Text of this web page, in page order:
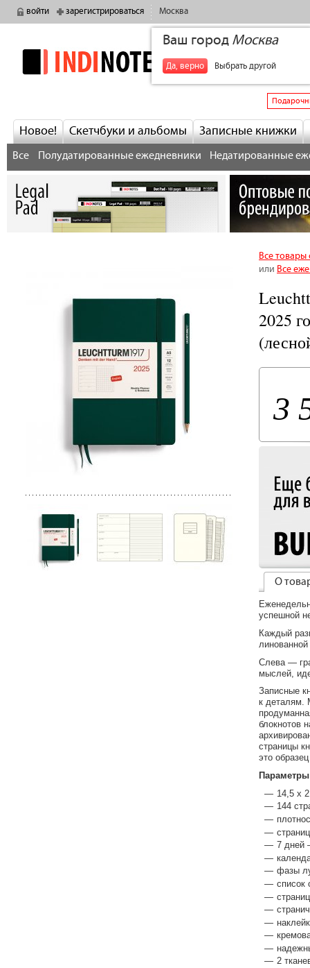
войти зарегистрироваться Москва
Ваш город Москва
Да, верно Выбрать другой
indinotes
Новое! Скетчбуки и альбомы Записные книжки
Все Полудатированные ежедневники Недатированные
Все
или Все
2025
3
О
успешной
Каждый
Слева —
мыслей,
Записные
к деталям.
блокнотов
страницы
это
Параметры
14,5 х
144
7 дней
фазы
список
2